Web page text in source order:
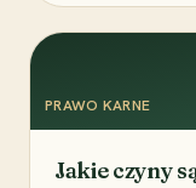
PRAWO KARNE
Jakie czyny